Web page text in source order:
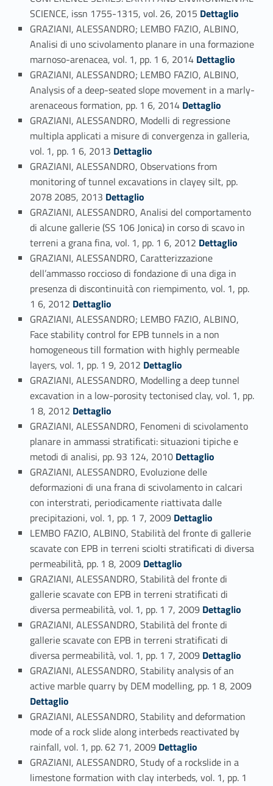
SCIENCE, issn 1755-1315, vol. 26, 2015 Link identifier #identifier_person_18631-24
Dettaglio
GRAZIANI, ALESSANDRO; LEMBO FAZIO, ALBINO,
Analisi di uno scivolamento planare in una formazione
marnoso-arenacea, vol. 1, pp. 1 6, 2014 Link identifier #identifier_person_128490-25
Dettaglio
GRAZIANI, ALESSANDRO; LEMBO FAZIO, ALBINO,
Analysis of a deep-seated slope movement in a marly-
arenaceous formation, pp. 1 6, 2014 Link identifier #identifier_person_131022-26
Dettaglio
GRAZIANI, ALESSANDRO, Modelli di regressione
multipla applicati a misure di convergenza in galleria,
vol. 1, pp. 1 6, 2013 Link identifier #identifier_person_156008-27
Dettaglio
GRAZIANI, ALESSANDRO, Observations from
monitoring of tunnel excavations in clayey silt, pp.
2078 2085, 2013 Link identifier #identifier_person_72997-28
Dettaglio
GRAZIANI, ALESSANDRO, Analisi del comportamento
di alcune gallerie (SS 106 Jonica) in corso di scavo in
terreni a grana fina, vol. 1, pp. 1 6, 2012 Link identifier #identifier_person_42091-29
Dettaglio
GRAZIANI, ALESSANDRO, Caratterizzazione
dell’ammasso roccioso di fondazione di una diga in
presenza di discontinuità con riempimento, vol. 1, pp.
1 6, 2012 Link identifier #identifier_person_92497-30
Dettaglio
GRAZIANI, ALESSANDRO; LEMBO FAZIO, ALBINO,
Face stability control for EPB tunnels in a non
homogeneous till formation with highly permeable
layers, vol. 1, pp. 1 9, 2012 Link identifier #identifier_person_97744-31
Dettaglio
GRAZIANI, ALESSANDRO, Modelling a deep tunnel
excavation in a low-porosity tectonised clay, vol. 1, pp.
1 8, 2012 Link identifier #identifier_person_38366-32
Dettaglio
GRAZIANI, ALESSANDRO, Fenomeni di scivolamento
planare in ammassi stratificati: situazioni tipiche e
metodi di analisi, pp. 93 124, 2010 Link identifier #identifier_person_50073-33
Dettaglio
GRAZIANI, ALESSANDRO, Evoluzione delle
deformazioni di una frana di scivolamento in calcari
con interstrati, periodicamente riattivata dalle
precipitazioni, vol. 1, pp. 1 7, 2009 Link identifier #identifier_person_79109-34
Dettaglio
LEMBO FAZIO, ALBINO, Stabilità del fronte di gallerie
scavate con EPB in terreni sciolti stratificati di diversa
permeabilità, pp. 1 8, 2009 Link identifier #identifier_person_120859-35
Dettaglio
GRAZIANI, ALESSANDRO, Stabilità del fronte di
gallerie scavate con EPB in terreni stratificati di
diversa permeabilità, vol. 1, pp. 1 7, 2009 Link identifier #identifier_person_26449-36
Dettaglio
GRAZIANI, ALESSANDRO, Stabilità del fronte di
gallerie scavate con EPB in terreni stratificati di
diversa permeabilità, vol. 1, pp. 1 7, 2009 Link identifier #identifier_person_141570-37
Dettaglio
GRAZIANI, ALESSANDRO, Stability analysis of an
active marble quarry by DEM modelling, pp. 1 8, 2009
Dettaglio
GRAZIANI, ALESSANDRO, Stability and deformation
mode of a rock slide along interbeds reactivated by
rainfall, vol. 1, pp. 62 71, 2009 Link identifier #identifier_person_175613-39
Dettaglio
GRAZIANI, ALESSANDRO, Study of a rockslide in a
limestone formation with clay interbeds, vol. 1, pp. 1